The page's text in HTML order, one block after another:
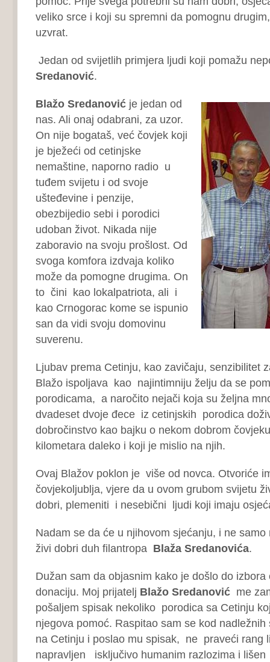
veliko srce i koji su spremni da pomognu
uzvrat.
Jedan od svijetlih primjera ljudi koji pomažu
Sredanović.
Blažo Sredanović je jedan od
nas. Ali onaj odabrani, za uzor.
On nije bogataš, već čovjek koji
je bježeći od cetinjske
nemaštine, naporno radio u
tuđem svijetu i od svoje
ušteđevine i penzije,
obezbijedio sebi i porodici
udoban život. Nikada nije
zaboravio na svoju prošlost. Od
svoga komfora izdvaja koliko
može da pomogne drugima. On
to čini kao lokalpatriota, ali i
kao Crnogorac kome se ispunio
san da vidi svoju domovinu
suverenu.
Ljubav prema Cetinju, kao zavičaju, senzibilitet
Blažo ispoljava kao najintimniju želju da se
porodicama, a naročito nejači koja su željna
dvadeset dvoje đece iz cetinjskih porodica
dobročinstvo kao bajku o nekom dobrom
kilometara daleko i koji je mislio na njih.
Ovaj Blažov poklon je više od novca. Otvoriće
čovjekoljublja, vjere da u ovom grubom svijetu
dobri, plemeniti i nesebični ljudi koji imaju
Nadam se da će u njihovom sjećanju, i ne
živi dobri duh filantropa Blaža Sredanovića.
Dužan sam da objasnim kako je došlo do
donaciju. Moj prijatelj Blažo Sredanović me
pošaljem spisak nekoliko porodica sa Cetinju
njegova pomoć. Raspitao sam se kod
na Cetinju i poslao mu spisak, ne praveći rang
napravljen isključivo humanim razlozima i